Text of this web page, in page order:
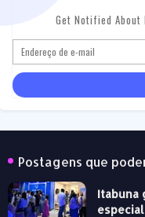
Get Notified
Postagens que
Itabuna